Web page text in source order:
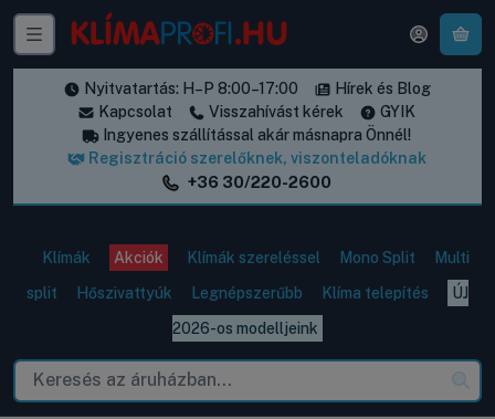
Nyitvatartás: H–P 8:00–17:00
Hírek és Blog
Kapcsolat
Visszahívást kérek
GYIK
Ingyenes szállítással akár másnapra Önnél!
Regisztráció szerelőknek, viszonteladóknak
+36 30/220-2600
Klímák Akciók Klímák szereléssel Mono Split
Multi
split
Hőszivattyúk Legnépszerűbb Klíma telepítés
ÚJ
2026-os modelljeink